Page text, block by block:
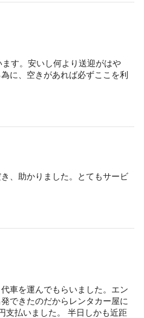
す。安いし何より送迎がはや
に、空きがあれば必ずここを利
、助かりました。とてもサービ
車を運んでもらいました。エン
できたのだからレンタカー屋に
支払いました。 半日しかも近距